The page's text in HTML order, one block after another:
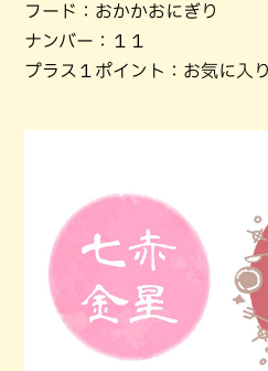
フード：おかかおにぎり
ナンバー：１１
プラス１ポイント：お気に入